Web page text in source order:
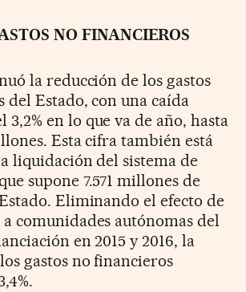
NO FINANCIEROS
la reducción de los gastos
del Estado, con una caída
3,2% en lo que va de año, hasta
Esta cifra también está
liquidación del sistema de
supone 7.571 millones de
Eliminando el efecto de
comunidades autónomas del
en 2015 y 2016, la
gastos no financieros